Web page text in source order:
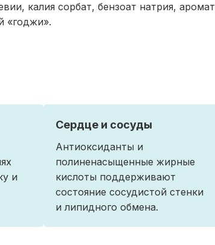
калия сорбат, бензоат натрия, аромат
«годжи».
и
Сердце и сосуды
Антиоксиданты и
полиненасыщенные жирные
кислоты поддерживают
состояние сосудистой стенки
и липидного обмена.